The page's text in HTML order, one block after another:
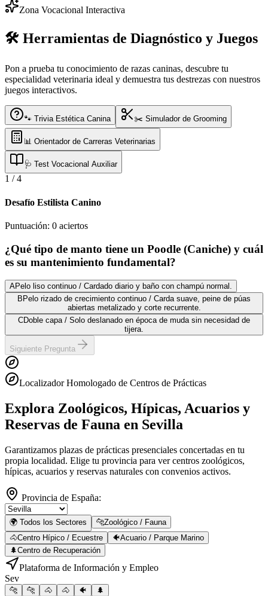
Zona Vocacional Interactiva
🛠️ Herramientas de Diagnóstico y Juegos
Pon a prueba tu conocimiento de razas caninas, descubre tu
especialidad veterinaria ideal y demuestra tus destrezas con nuestros
juegos interactivos.
🐾 Trivia Estética Canina ✂️ Simulador de Grooming
📊 Orientador de Carreras Veterinarias
🩺 Test Vocacional Auxiliar
1 /4
Desafío Estilista Canino
Puntuación: 0 aciertos
¿Qué tipo de manto tiene un Poodle (Caniche) y cuál
es su mantenimiento fundamental?
APelo liso continuo / Cardado diario y baño con champú normal.
B Pelo rizado de crecimiento continuo / Carda suave, peine de púas
abiertas metalizado y corte recurrente.
CDoble capa / Solo deslanado en época de muda sin necesidad de
tijera.
Siguiente Pregunta
Localizador Homologado de Centros de Prácticas
Explora Zoológicos, Hípicas, Acuarios y
Reservas de Fauna en Sevilla
Garantizamos plazas de prácticas presenciales concertadas en tu
propia localidad. Elige tu provincia para ver centros zoológicos,
hípicas, acuarios y reservas naturales con convenios activos.
Provincia de España:
🌍 Todos los Sectores 🐆Zoológico / Fauna
🐴Centro Hípico / Ecuestre 🐠Acuario / Parque Marino
🌲Centro de Recuperación
Plataforma de Información y Empleo
Sev
🐆 🐆 🐴 🐴 🐠 🌲